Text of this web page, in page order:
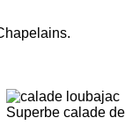
Chapelains.
de